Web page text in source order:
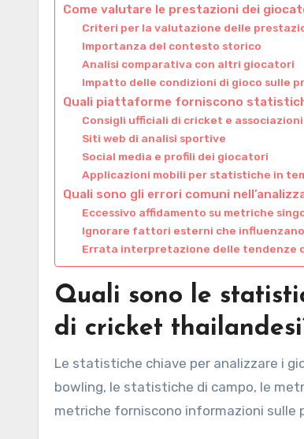
Come valutare le prestazioni dei
Criteri per la valutazione delle
Importanza del contesto storico
Analisi comparativa con altri giocatori
Impatto delle condizioni di gioco sulle
Quali piattaforme forniscono
Consigli ufficiali di cricket e associazioni
Siti web di analisi sportive
Social media e profili dei giocatori
Applicazioni mobili per statistiche in
Quali sono gli errori comuni
Eccessivo affidamento su metriche
Ignorare fattori esterni che
Errata interpretazione delle tendenze
Quali sono le
di cricket
Le statistiche chiave per analizzare i
bowling, le statistiche di campo, le
metriche forniscono informazioni sulle